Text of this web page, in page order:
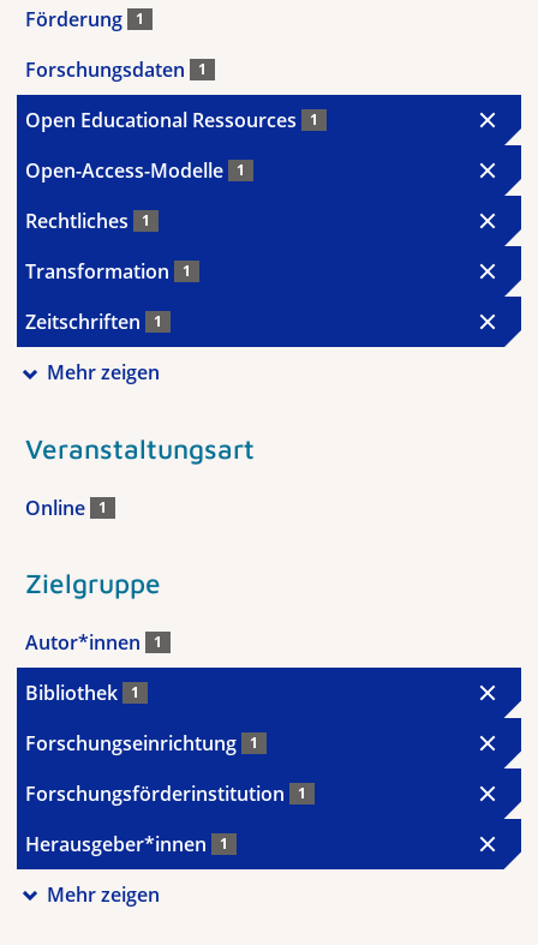
Förderung 1
Forschungsdaten 1
Open Educational Ressources 1
Open-Access-Modelle 1
Rechtliches 1
Transformation 1
Zeitschriften 1
Mehr zeigen
Veranstaltungsart
Online 1
Zielgruppe
Autor*innen 1
Bibliothek 1
Forschungseinrichtung 1
Forschungsförderinstitution 1
Herausgeber*innen 1
Mehr zeigen